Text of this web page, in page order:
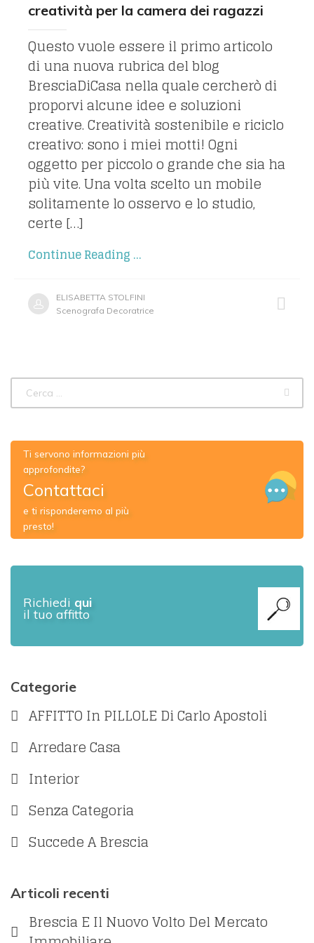
creatività per la camera dei ragazzi
Questo vuole essere il primo articolo
di una nuova rubrica del blog
BresciaDiCasa nella quale cercherò di
proporvi alcune idee e soluzioni
creative. Creatività sostenibile e riciclo
creativo: sono i miei motti! Ogni
oggetto per piccolo o grande che sia ha
più vite. Una volta scelto un mobile
solitamente lo osservo e lo studio,
certe […]
Continue Reading ...
ELISABETTA STOLFINI
Scenografa Decoratrice
Ti servono informazioni più
approfondite?
Contattaci
e ti risponderemo al più
presto!
Richiedi qui
il tuo affitto
Categorie
AFFITTO In PILLOLE Di Carlo Apostoli
Arredare Casa
Interior
Senza Categoria
Succede A Brescia
Articoli recenti
Brescia E Il Nuovo Volto Del Mercato